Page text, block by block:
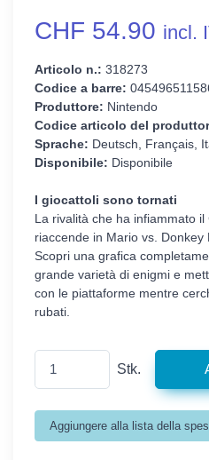
CHF 54.90 incl.
Articolo n.: 318273
Codice a barre:
Produttore: Nintendo
Codice articolo del
Sprache: Deutsch, Français,
Disponibile: Disponibile
I giocattoli sono tornati
La rivalità che ha infiammato il
riaccende in Mario vs.
Scopri una grafica
grande varietà di enigmi e
con le piattaforme mentre
rubati.
Stk.